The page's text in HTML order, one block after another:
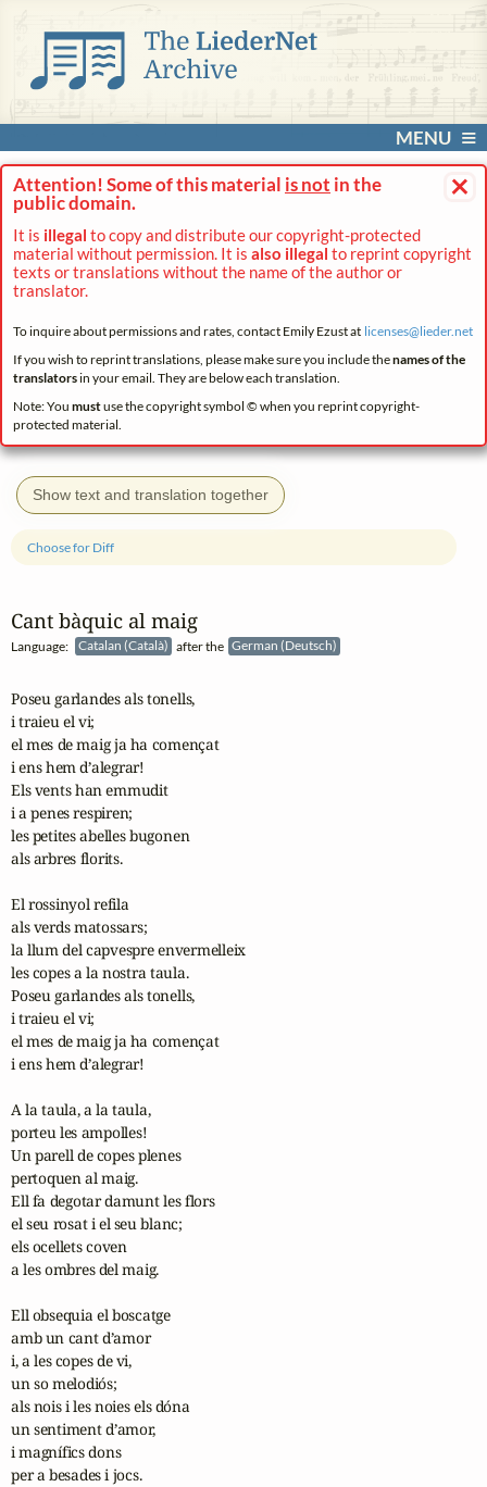
MENU
×
Attention! Some of this material is not in the
public domain.
It is illegal to copy and distribute our copyright-protected
material without permission. It is also illegal to reprint copyright
texts or translations without the name of the author or
translator.
To inquire about permissions and rates, contact Emily Ezust at licenses@lieder.net
If you wish to reprint translations, please make sure you include thenames of the
translatorsin your email. They are below each translation.
Note: You mustuse the copyright symbol © when you reprint copyright-
protected material.
Show text and translation together
Cant bàquic al maig
Language: Catalan (Català) after the German (Deutsch)
Choose for Diff
Poseu garlandes als tonells,
i traieu el vi;
el mes de maig ja ha començat
i ens hem d’alegrar!
Els vents han emmudit
i a penes respiren;
les petites abelles bugonen
als arbres florits.
El rossinyol refila
als verds matossars;
la llum del capvespre envermelleix
les copes a la nostra taula.
Poseu garlandes als tonells,
i traieu el vi;
el mes de maig ja ha començat
i ens hem d’alegrar!
A la taula, a la taula,
porteu les ampolles!
Un parell de copes plenes
pertoquen al maig.
Ell fa degotar damunt les flors
el seu rosat i el seu blanc;
els ocellets coven
a les ombres del maig.
Ell obsequia el boscatge
amb un cant d’amor
i, a les copes de vi,
un so melodiós;
als nois i les noies els dóna
un sentiment d’amor,
i magnífics dons
per a besades i jocs.